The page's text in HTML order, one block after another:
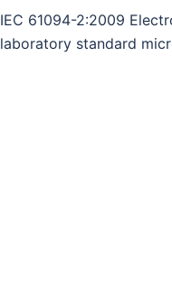
IEC 61094-2:2009
laboratory standard